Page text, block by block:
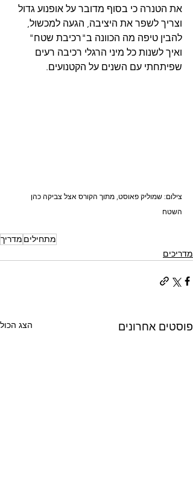
את הטנרה כי בסוף מדובר על אופנוע גדול
וצריך לשפר את היציבה, הגעה למכשול,
להבין טיפה מה הכוונה ב"רכיבת שטח"
ואיך לשנות כל מיני הרגלי רכיבה רעים
שפיתחתי עם השנים על הקטנועים.
צילום: שמוליק פאוסט, מתוך הקורס אצל צביקה כהן
השטח
מתחילים מדריך
מדריכים
פוסטים אחרונים הצג הכול